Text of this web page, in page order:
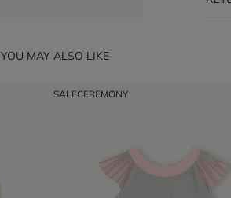
YOU MAY ALSO LIKE
SALECEREMONY